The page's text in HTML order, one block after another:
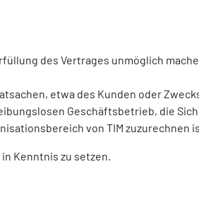
des Vertrages unmöglich
etwa des Kunden oder
Geschäftsbetrieb, die
von TIM zuzurechnen
Kenntnis zu setzen.